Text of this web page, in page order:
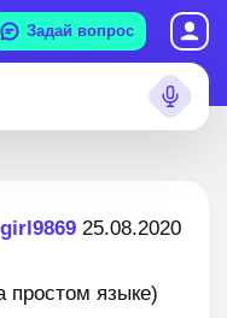
Задай вопрос
25.08.2020
простом языке)